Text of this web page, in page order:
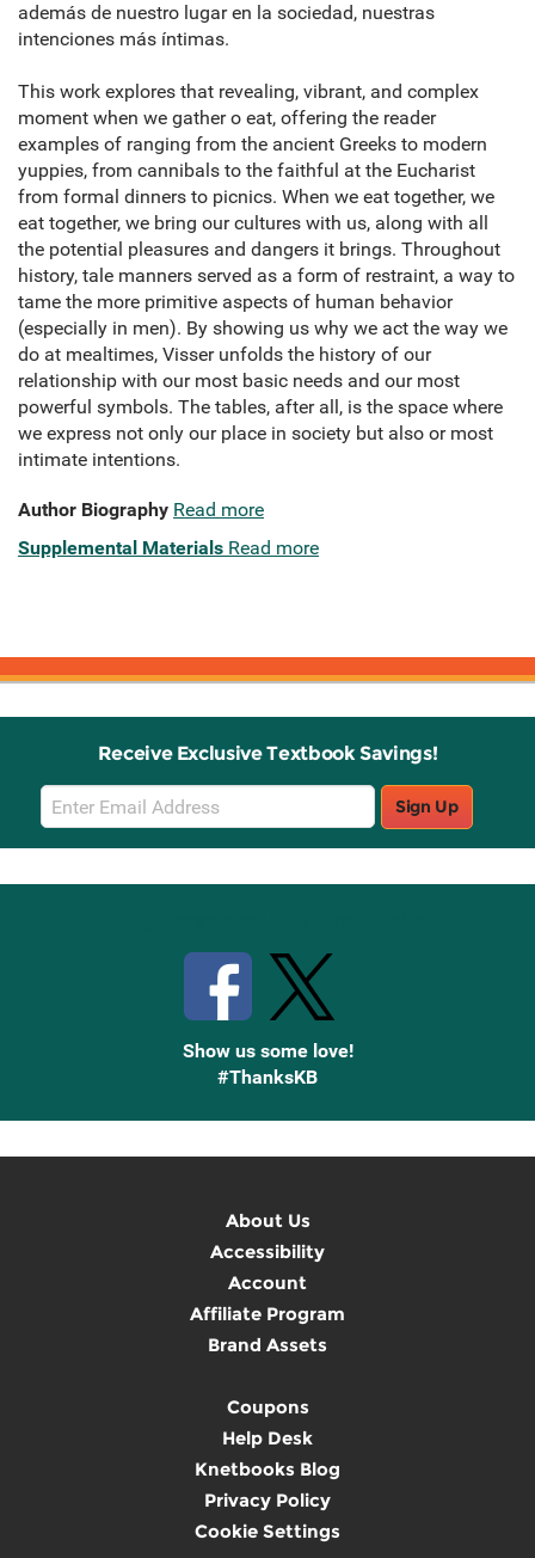
además de nuestro lugar en la sociedad, nuestras
intenciones más íntimas.
This work explores that revealing, vibrant, and complex
moment when we gather o eat, offering the reader
examples of ranging from the ancient Greeks to modern
yuppies, from cannibals to the faithful at the Eucharist
from formal dinners to picnics. When we eat together, we
eat together, we bring our cultures with us, along with all
the potential pleasures and dangers it brings. Throughout
history, tale manners served as a form of restraint, a way to
tame the more primitive aspects of human behavior
(especially in men). By showing us why we act the way we
do at mealtimes, Visser unfolds the history of our
relationship with our most basic needs and our most
powerful symbols. The tables, after all, is the space where
we express not only our place in society but also or most
intimate intentions.
Author Biography Read more
Supplemental Materials Read more
Receive Exclusive Textbook Savings!
Email
Sign
Up
Sign Up
Show us some love!
#ThanksKB
About Us
Accessibility
Account
Affiliate Program
Brand Assets
Coupons
Help Desk
Knetbooks Blog
Privacy Policy
Cookie Settings